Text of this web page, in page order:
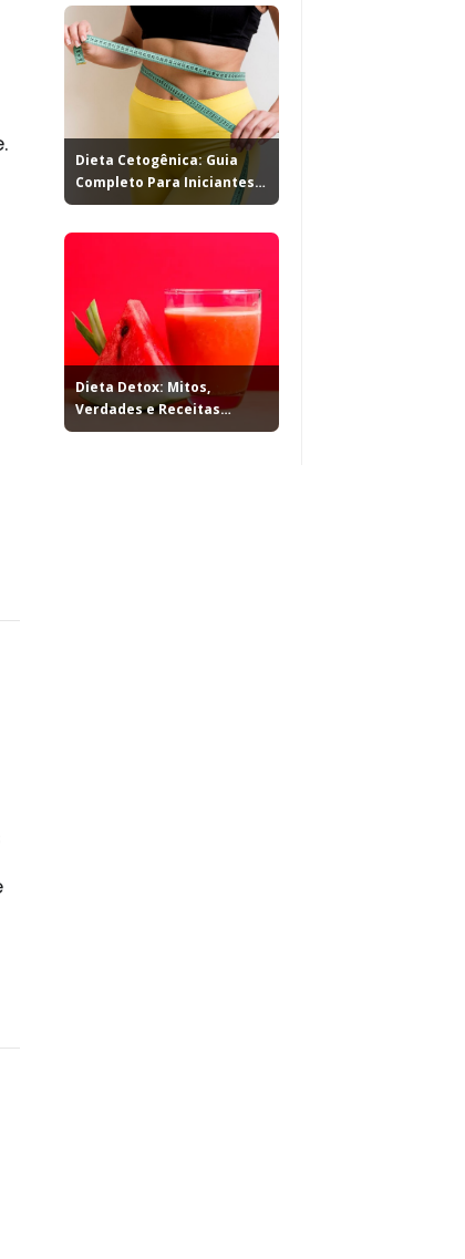
Dieta Cetogênica: Guia
Completo Para Iniciantes
+...
Dieta Detox: Mitos,
Verdades e Receitas
Práticas